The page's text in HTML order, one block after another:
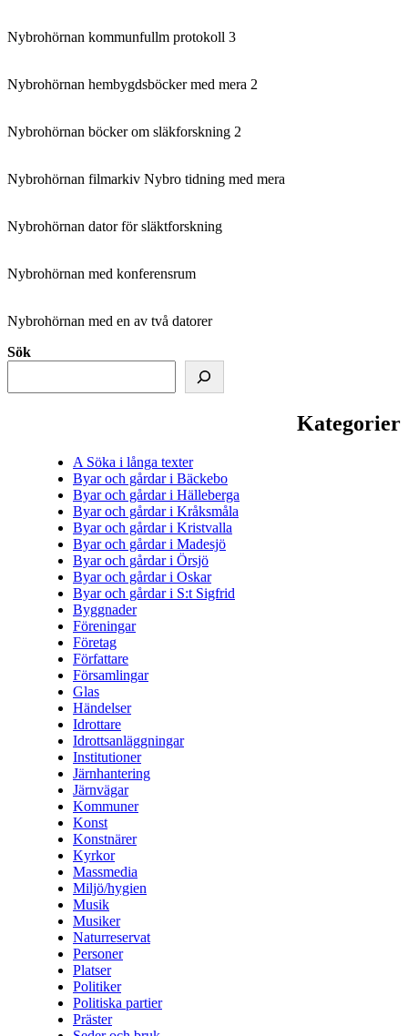
Nybrohörnan kommunfullm protokoll 3
Nybrohörnan hembygdsböcker med mera 2
Nybrohörnan böcker om släkforskning 2
Nybrohörnan filmarkiv Nybro tidning med mera
Nybrohörnan dator för släktforskning
Nybrohörnan med konferensrum
Nybrohörnan med en av två datorer
Sök
Kategorier
A Söka i långa texter
Byar och gårdar i Bäckebo
Byar och gårdar i Hälleberga
Byar och gårdar i Kråksmåla
Byar och gårdar i Kristvalla
Byar och gårdar i Madesjö
Byar och gårdar i Örsjö
Byar och gårdar i Oskar
Byar och gårdar i S:t Sigfrid
Byggnader
Föreningar
Företag
Författare
Församlingar
Glas
Händelser
Idrottare
Idrottsanläggningar
Institutioner
Järnhantering
Järnvägar
Kommuner
Konst
Konstnärer
Kyrkor
Massmedia
Miljö/hygien
Musik
Musiker
Naturreservat
Personer
Platser
Politiker
Politiska partier
Präster